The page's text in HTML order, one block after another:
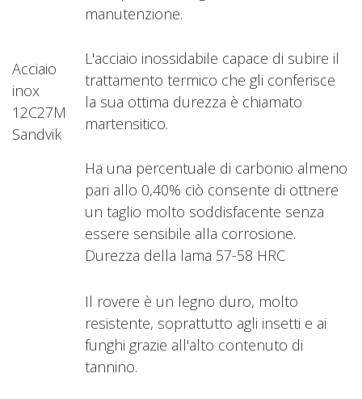
Acciaio
inox
12C27M
Sandvik
manutenzione.
L'acciaio inossidabile capace di subire il
trattamento termico che gli conferisce
la sua ottima durezza è chiamato
martensitico.
Ha una percentuale di carbonio almeno
pari allo 0,40% ciò consente di ottnere
un taglio molto soddisfacente senza
essere sensibile alla corrosione.
Durezza della lama 57-58 HRC
Il rovere è un legno duro, molto
resistente, soprattutto agli insetti e ai
funghi grazie all'alto contenuto di
tannino.